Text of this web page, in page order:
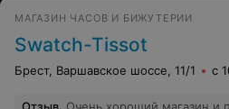
МАГАЗИН ЧАСОВ И БИЖУТЕРИИ
Swatch-Tissot
Брест, Варшавское шоссе, 11/1 с